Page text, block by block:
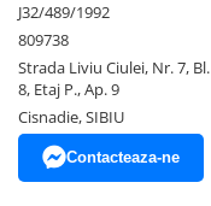
J32/489/1992
809738
Strada Liviu Ciulei, Nr. 7, Bl.
8, Etaj P., Ap. 9
Cisnadie, SIBIU
Contacteaza-ne